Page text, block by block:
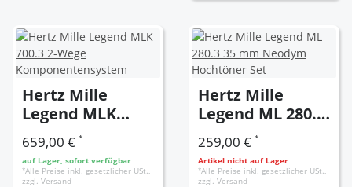
Hertz Mille
Legend MLK
700.3 2-Wege
Komponentensy
stem
659,00 € *
auf Lager, sofort verfügbar
*Alle Preise inkl. gesetzlicher USt.,
zzgl. Versand
Hertz Mille
Legend ML 280.3
35 mm Neodym
Hochtöner Set
259,00 € *
Artikel nicht auf Lager
*Alle Preise inkl. gesetzlicher USt.,
zzgl. Versand